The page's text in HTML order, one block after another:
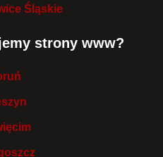
Śląskie
strony www?